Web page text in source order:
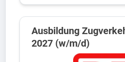
Ausbildung
2027 (w/m/d)